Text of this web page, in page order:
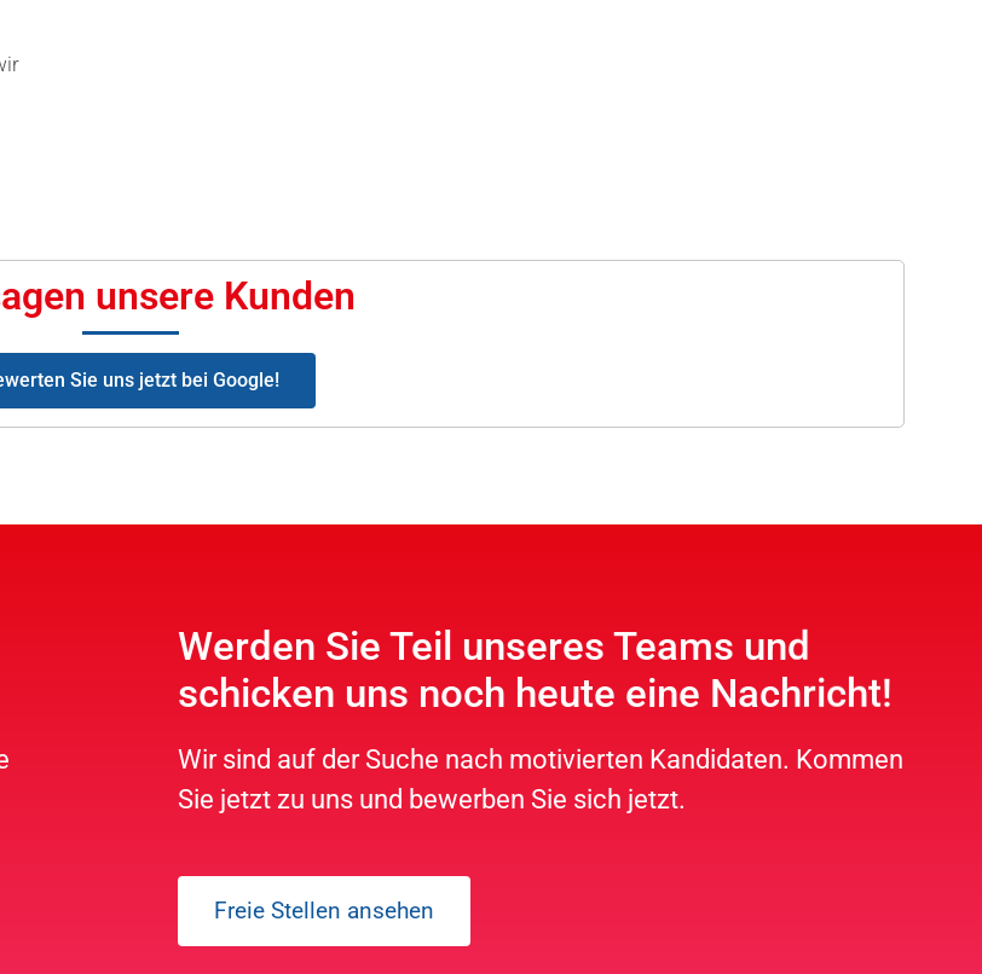
unsere Kunden
Sie uns jetzt bei Google!
Werden Sie Teil unseres Teams und
schicken uns noch heute eine Nachricht!
Wir sind auf der Suche nach motivierten Kandidaten. Kommen
Sie jetzt zu uns und bewerben Sie sich jetzt.
Freie Stellen ansehen